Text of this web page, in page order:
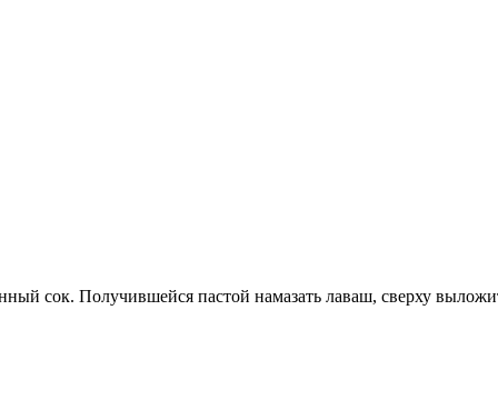
сок. Получившейся пастой намазать лаваш, сверху